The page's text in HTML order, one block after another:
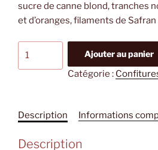
sucre de canne blond, tranches
et d’oranges, filaments de
pissenlit
Ajouter au panier
Catégorie :
Description Informations
Description